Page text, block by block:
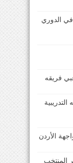
الدوري
فريقه
الأردن
المنتخب